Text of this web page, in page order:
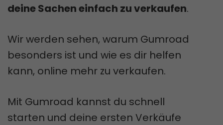
deine Sachen einfach zu verkaufen.
Wir werden sehen, warum Gumroad
besonders ist und wie es dir helfen
kann, online mehr zu verkaufen.
Mit Gumroad kannst du schnell
starten und deine ersten Verkäufe